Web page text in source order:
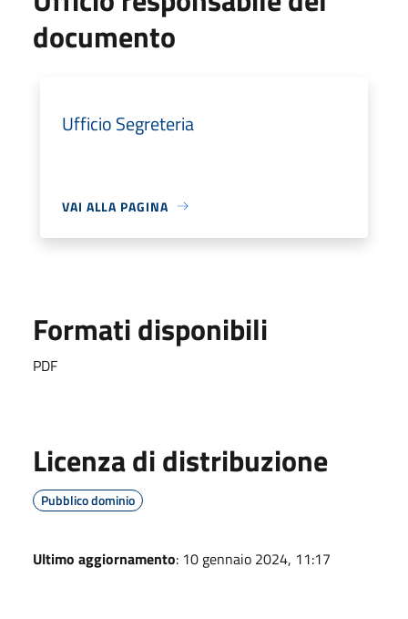
documento
Ufficio Segreteria
VAI ALLA PAGINA
Formati disponibili
PDF
Licenza di distribuzione
Pubblico dominio
Ultimo aggiornamento: 10 gennaio 2024, 11:17